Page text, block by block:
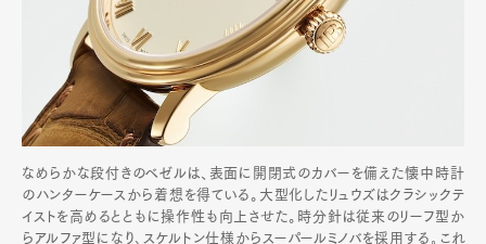
なめらかな段付きのベゼルは、表面に開閉式のカバーを備えた懐中時計
のハンターケースから着想を得ている。大型化したリュウズはクラシックテ
イストを高めるとともに操作性も向上させた。時分針は従来のリーフ型か
らアルファ型になり､スケルトン仕様からスーパールミノバを採用する｡これ